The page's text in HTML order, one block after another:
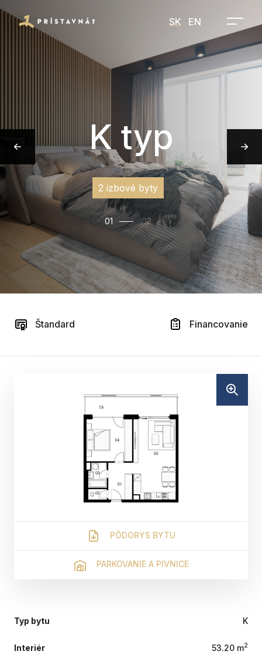
SK EN
K typ
2 izbové byty
01 02
Štandard Financovanie
Typ bytu K
Interiér 53.20 m2
PÔDORYS BYTU
PARKOVANIE A PIVNICE